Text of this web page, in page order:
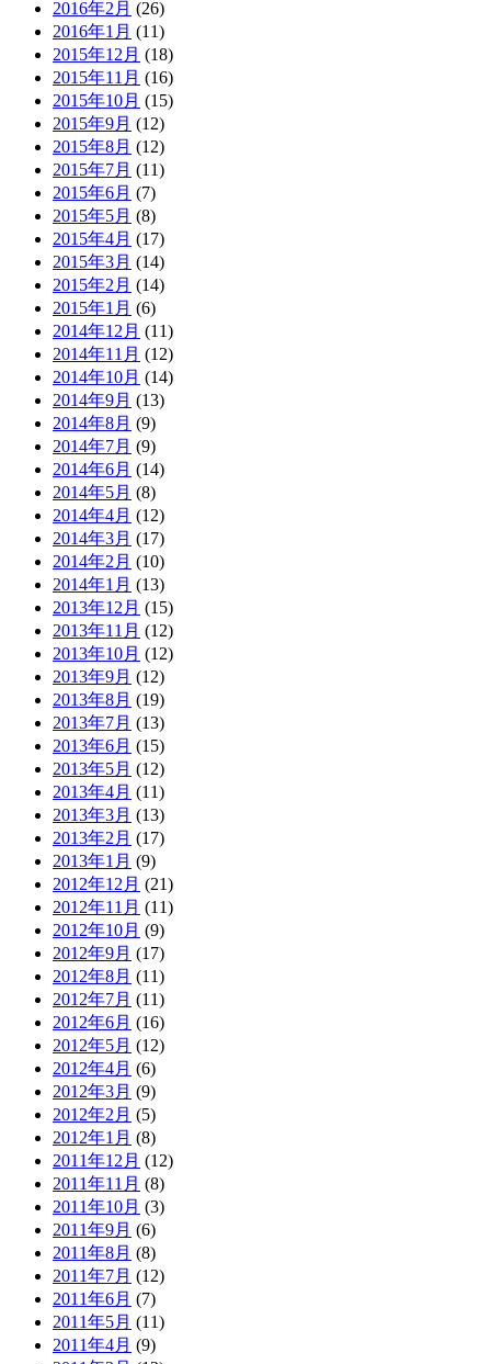
2016年2月 (26)
2016年1月 (11)
2015年12月 (18)
2015年11月 (16)
2015年10月 (15)
2015年9月 (12)
2015年8月 (12)
2015年7月 (11)
2015年6月 (7)
2015年5月 (8)
2015年4月 (17)
2015年3月 (14)
2015年2月 (14)
2015年1月 (6)
2014年12月 (11)
2014年11月 (12)
2014年10月 (14)
2014年9月 (13)
2014年8月 (9)
2014年7月 (9)
2014年6月 (14)
2014年5月 (8)
2014年4月 (12)
2014年3月 (17)
2014年2月 (10)
2014年1月 (13)
2013年12月 (15)
2013年11月 (12)
2013年10月 (12)
2013年9月 (12)
2013年8月 (19)
2013年7月 (13)
2013年6月 (15)
2013年5月 (12)
2013年4月 (11)
2013年3月 (13)
2013年2月 (17)
2013年1月 (9)
2012年12月 (21)
2012年11月 (11)
2012年10月 (9)
2012年9月 (17)
2012年8月 (11)
2012年7月 (11)
2012年6月 (16)
2012年5月 (12)
2012年4月 (6)
2012年3月 (9)
2012年2月 (5)
2012年1月 (8)
2011年12月 (12)
2011年11月 (8)
2011年10月 (3)
2011年9月 (6)
2011年8月 (8)
2011年7月 (12)
2011年6月 (7)
2011年5月 (11)
2011年4月 (9)